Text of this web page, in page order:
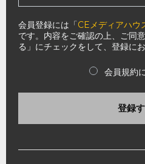
会員登録には「CEメディアハウ
です。内容をご確認の上、ご同
る」にチェックをして、登録に
会員規約
登録